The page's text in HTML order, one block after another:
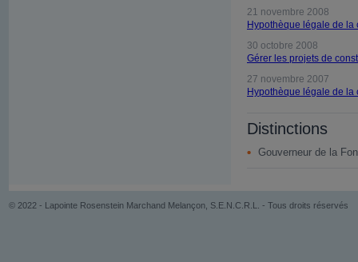
21 novembre 2008
Hypothèque légale de la
30 octobre 2008
Gérer les projets de
27 novembre 2007
Hypothèque légale de la
Distinctions
Gouverneur de la
© 2022 - Lapointe Rosenstein Marchand Melançon, S.E.N.C.R.L. - Tous droits réservés